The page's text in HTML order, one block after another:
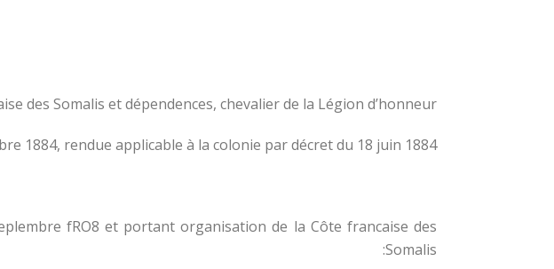
des Somalis et dépendences, chevalier de la Légion d’honneur,
1884, rendue applicable à la colonie par décret du 18 juin 1884:
fRO8 et portant organisation de la Côte francaise des
Somalis: